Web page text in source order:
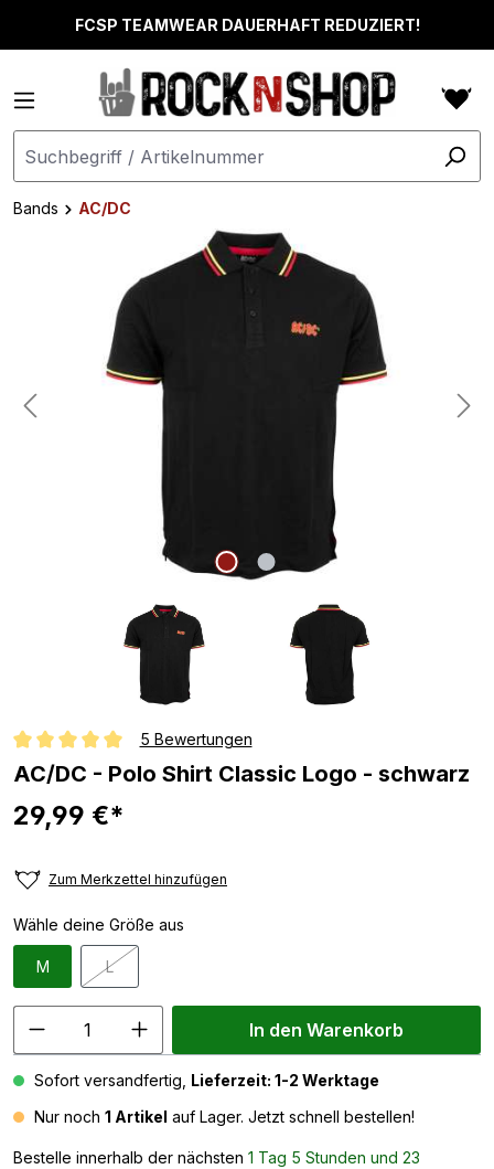
springenFCSP TEAMWEAR DAUERHAFT REDUZIERT!
Bands
AC/DC
Durchschnittliche Bewertung von 5 von 5 Sternen
5 Bewertungen
AC/DC - Polo Shirt Classic Logo - schwarz
29,99 €*
Zum Merkzettel hinzufügen
Wähle deine Größe aus
M L(Diese Option ist zurzeit nicht verfügbar.)
In den Warenkorb
Sofort versandfertig, Lieferzeit: 1-2 Werktage
Nur noch 1 Artikel auf Lager. Jetzt schnell bestellen!
Bestelle innerhalb der nächsten 1 Tag 5 Stunden und 23